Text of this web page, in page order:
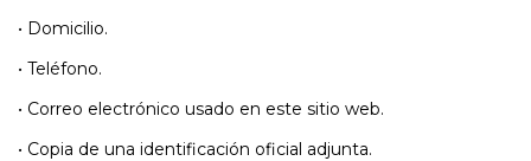
• Domicilio.
• Teléfono.
• Correo electrónico usado en este sitio web.
• Copia de una identificación oficial adjunta.